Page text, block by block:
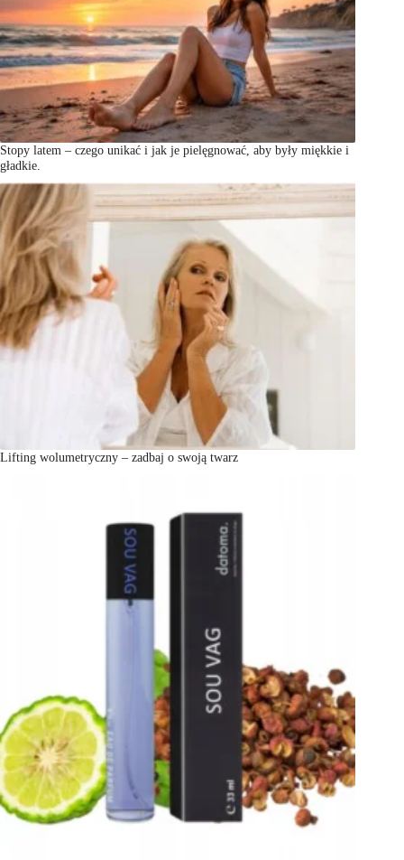
Stopy latem – czego unikać i jak je pielęgnować, aby były miękkie i
gładkie.
Lifting wolumetryczny – zadbaj o swoją twarz